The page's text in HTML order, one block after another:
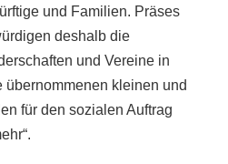
und Familien. Präses
deshalb die
und Vereine in
übernommenen kleinen und
für den sozialen Auftrag